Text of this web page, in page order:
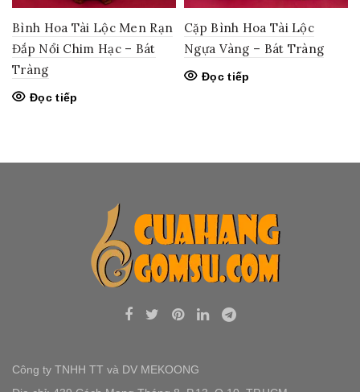
Bình Hoa Tài Lộc Men Rạn
Đắp Nổi Chim Hạc – Bát
Tràng
Đọc tiếp
Cặp Bình Hoa Tài Lộc
Ngựa Vàng – Bát Tràng
Đọc tiếp
Công ty TNHH TT và DV MEKOONG